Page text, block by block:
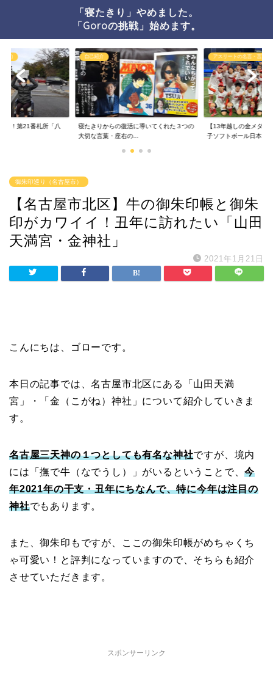
「寝たきり」やめました。
「Goroの挑戦」始めます。
いす)
願！第21番札所「八
自己紹介
寝たきりからの復活に導いてくれた３つの
大切な言葉・座右の...
アスリートの名言・言葉の
【13年越しの金メダル
子ソフトボール日本...
御朱印巡り（名古屋市）
【名古屋市北区】牛の御朱印帳と御朱
印がカワイイ！丑年に訪れたい「山田
天満宮・金神社」
2021年1月21日
こんにちは、ゴローです。
本日の記事では、名古屋市北区にある「山田天満
宮」・「金（こがね）神社」について紹介していきま
す。
名古屋三天神の１つとしても有名な神社ですが、境内
には「撫で牛（なでうし）」がいるということで、今
年2021年の干支・丑年にちなんで、特に今年は注目の
神社でもあります。
また、御朱印もですが、ここの御朱印帳がめちゃくち
ゃ可愛い！と評判になっていますので、そちらも紹介
させていただきます。
スポンサーリンク